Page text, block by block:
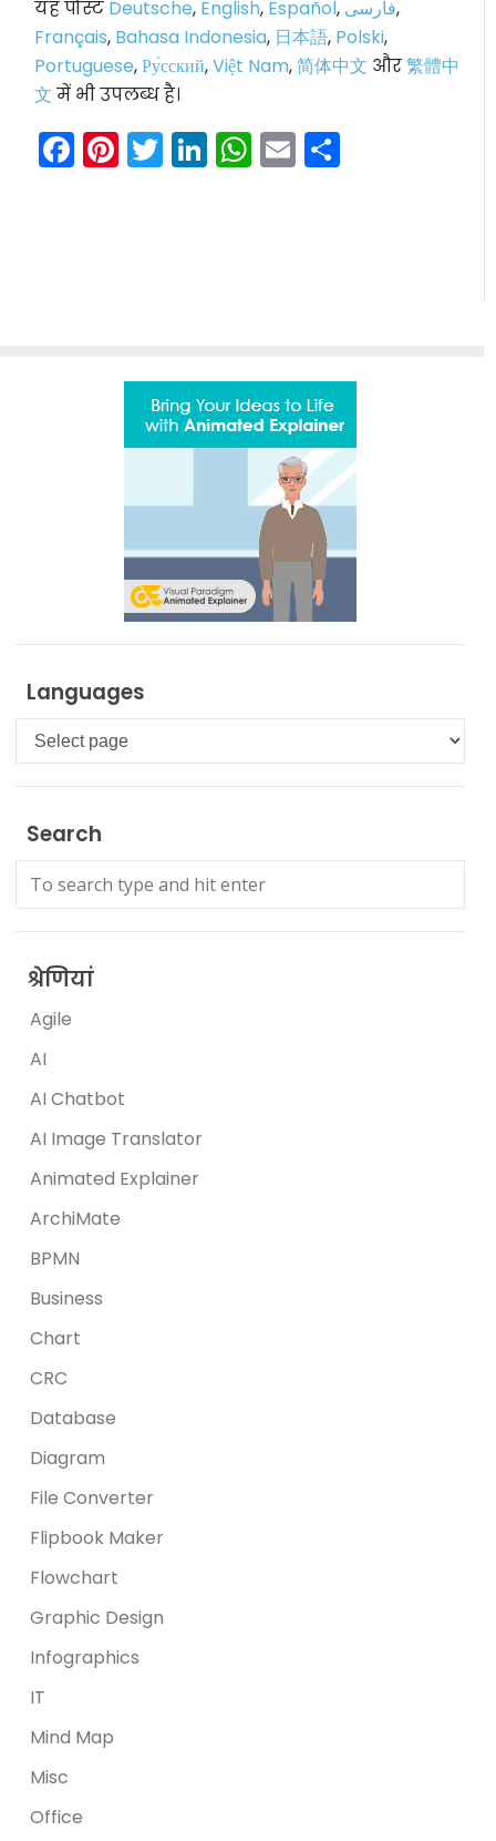
यह पोस्ट Deutsche, English, Español, فارسی,
Français, Bahasa Indonesia, 日本語, Polski,
Portuguese,Ру́сский,Việt Nam,简体中文 और繁體中
文 में भी उपलब्ध है।
Facebook
Pinterest
Twitter
LinkedIn
WhatsApp
Email
Languages
Languages
Search
श्रेणियां
Agile
AI
AI Chatbot
AI Image Translator
Animated Explainer
ArchiMate
BPMN
Business
Chart
CRC
Database
Diagram
File Converter
Flipbook Maker
Flowchart
Graphic Design
Infographics
IT
Mind Map
Misc
Office